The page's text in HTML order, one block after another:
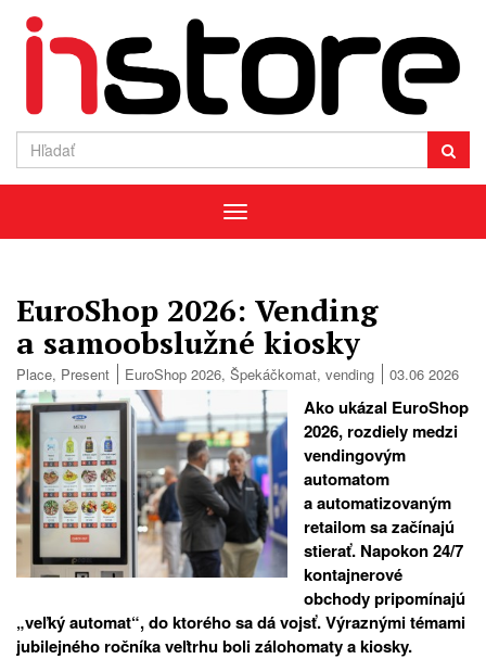
Menu
EuroShop 2026: Vending
a samoobslužné kiosky
Place, Present EuroShop 2026, Špekáčkomat, vending 03.06 2026
Ako ukázal EuroShop
2026, rozdiely medzi
vendingovým
automatom
a automatizovaným
retailom sa začínajú
stierať. Napokon 24/7
kontajnerové
obchody pripomínajú
„veľký automat“, do ktorého sa dá vojsť. Výraznými témami
jubilejného ročníka veľtrhu boli zálohomaty a kiosky.